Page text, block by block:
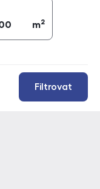
m2
Filtrovat